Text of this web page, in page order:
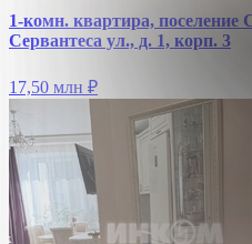
1-комн. квартира, поселение
Сервантеса ул., д. 1, корп. 3
17,50 млн ₽